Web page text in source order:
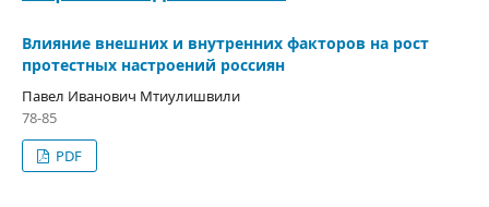
Влияние внешних и внутренних факторов на рост
протестных настроений россиян
Павел Иванович Мтиулишвили
78-85
PDF